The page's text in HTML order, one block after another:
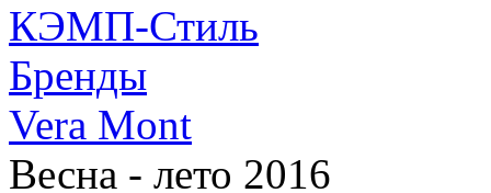
КЭМП-Стиль
Бренды
Vera Mont
Весна - лето 2016